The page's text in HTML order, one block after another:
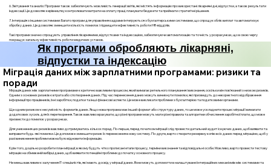
6. Звітування та аналіз: Програми також забезпечують можливість генерації звітів, які містять інформацію про використані лікарняні дні, відпустки, а також результати
індексації. Це дозволяє керівництву контролювати витрати на оплату праці, планувати бюджети та приймати стратегічні рішення.
7. Інтеграція з іншими системами: Багато програм для управління кадрами інтегруються з бухгалтерськими системами, що спрощує облік виплат та автоматизує
обробку даних. Це дозволяє зменшити кількість помилок і підвищити ефективність роботи HR-відділів.
Такі програми значно спрощують управління лікарняними, відпустками та індексацією, забезпечуючи автоматизацію та точність у розрахунках, що в свою чергу
покращує загальну ефективність роботи медичних установ.
Як програми обробляють лікарняні,
відпустки та індексацію
Міграція даних між зарплатними програмами: ризики та
поради
Міграція даних між зарплатними програмами є критично важливим процесом, який вимагає ретельного планування і виконання, оскільки він пов'язаний з низкою ризиків.
Одним з основних ризиків є втрата або спотворення даних. Під час перенесення даних можуть виникнути помилки, які призведуть до некоректного відображення
інформації про працівників, їхні заробітки, податки та інші фінансові аспекти. Це може викликати проблеми з бухгалтерією та податковими органами.
Ще одним ризиком є несумісність форматів даних. Якщо нова програма має інший формат або структуру даних, то це може ускладнити процес міграції і вимагати
додаткових зусиль для їх перетворення. Також важливо врахувати, що різні програми можуть мати різні правила та алгоритми обчислення заробітної плати, що може
призвести до помилок у розрахунках.
Для уникнення цих ризиків важливо дотримуватись кількох порад. По-перше, перед початком міграції слід провести детальний аудит існуючих даних, щоб виявити та
виправити будь-які помилки. Це допоможе зменшити ризик їх перенесення в нову систему. По-друге, варто створити резервну копію всіх даних перед міграцією, щоб у
разі виникнення проблем можна було відновити інформацію.
Крім того, доцільно розробити план міграції, в якому будуть чітко прописані етапи процесу, терміни виконання та відповідальні особи. Можливо, варто провести тестову
міграцію на обмеженій вибірці даних, щоб виявити потенційні проблеми до початку основного процесу.
Не менш важливим є залучення IT-спеціалістів, які мають досвід у міграції даних. Вони можуть допомогти в налаштуванні інтеграційних механізмів між системами та